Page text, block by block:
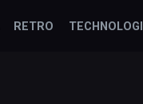
RETRO